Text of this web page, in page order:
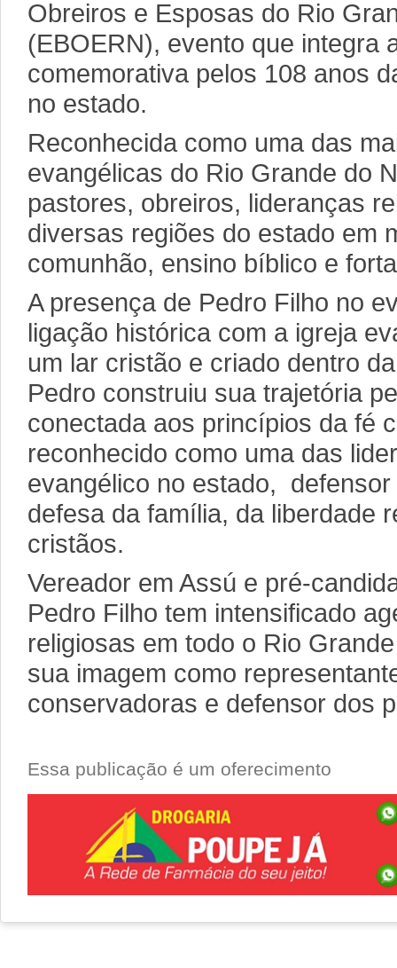
Obreiros e Esposas do Rio
(EBOERN), evento que integra
comemorativa pelos 108 anos
no estado.
Reconhecida como uma das
evangélicas do Rio Grande do
pastores, obreiros, lideranças
diversas regiões do estado em
comunhão, ensino bíblico e
A presença de Pedro Filho no
ligação histórica com a igreja
um lar cristão e criado dentro
Pedro construiu sua trajetória
conectada aos princípios da fé
reconhecido como uma das
evangélico no estado,
defesa da família, da liberdade
cristãos.
Vereador em Assú e pré-
Pedro Filho tem intensificado
religiosas em todo o Rio
sua imagem como
conservadoras e defensor dos
Essa publicação é um oferecimento